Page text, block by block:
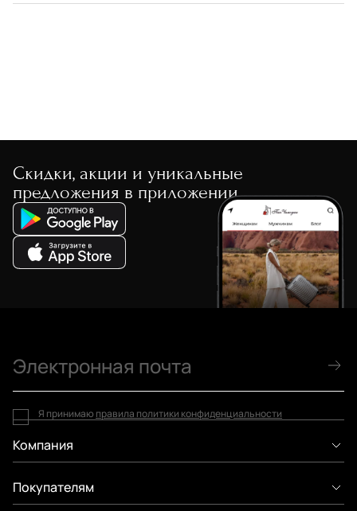
Скидки, акции и уникальные
предложения в приложении
Компания
Покупателям
Я принимаю правила политики конфиденциальности